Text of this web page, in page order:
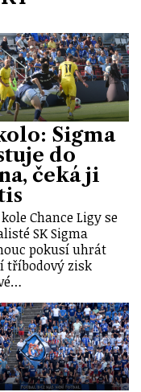
Sigma
do
čeká ji
kole Chance Ligy se
SK Sigma
pokusí uhrát
tříbodový zisk